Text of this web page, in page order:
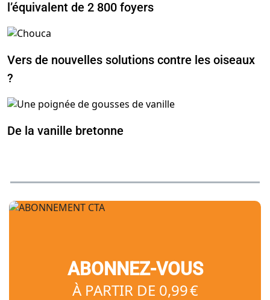
l’équivalent de 2 800 foyers
Vers de nouvelles solutions contre les oiseaux
?
De la vanille bretonne
ABONNEZ-VOUS
À PARTIR DE 0,99 €